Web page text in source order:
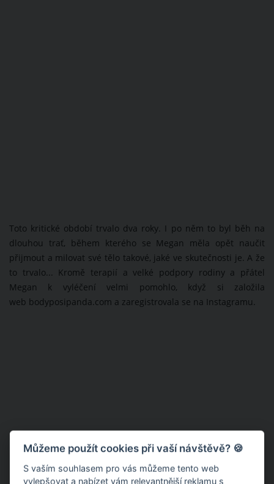
Toto kritické období trvalo dva roky. I po něm to byl běh na
dlouhou trať, během kterého se Megan měla opět naučit
přijmout a milovat své tělo takové, jaké ve skutečnosti je. A že
to trvalo... Kromě terapií a velké podpory rodiny a přátel
Megan k vyléčení velmi pomohlo, když si založila
web bodyposipanda.com a zaregistrovala se na Instagramu.
Můžeme použít cookies při vaší návštěvě? 🍪
S vaším souhlasem pro vás můžeme tento web
vylepšovat a nabízet vám relevantnější reklamu s